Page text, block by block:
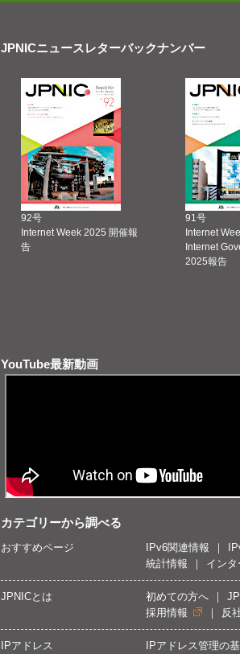
JPNICニュースレターバックナンバー
92号
Internet Week 2025 開催報
告
91号
Internet
Internet
2025報告
YouTube最新動画
カテゴリーから調べる
おすすめページ IPv6関連情報
統計情報
イン
JPNICとは 初めての方へ
採用情報
反
IPアドレス IPアドレス管理の